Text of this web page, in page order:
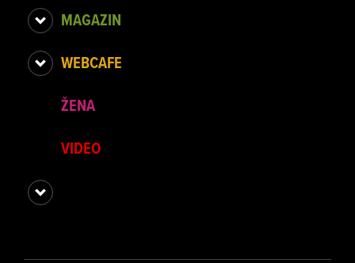
MAGAZIN
WEBCAFE
ŽENA
VIDEO